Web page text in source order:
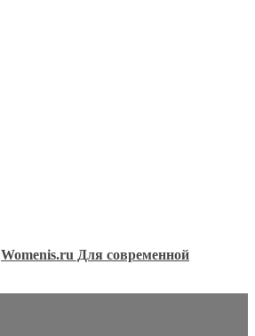
Womenis.ru Для современной